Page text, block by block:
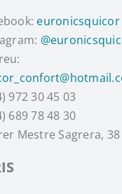
euronicsquicor
972 30 45 03
689 78 48 30
Mestre Sagrera, 38